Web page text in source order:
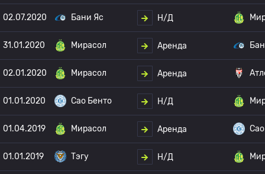
02.07.2020 Бани Яс Н/Д
31.01.2020 Мирасол Аренда
02.01.2020 Мирасол Аренда
01.01.2020 Сао Бенто Н/Д
01.04.2019 Мирасол Аренда
01.01.2019 Тэгу Н/Д